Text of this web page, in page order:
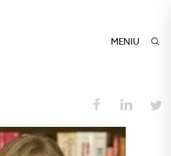
MENIU